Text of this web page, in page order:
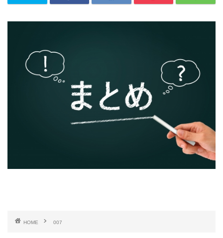
HOME 007